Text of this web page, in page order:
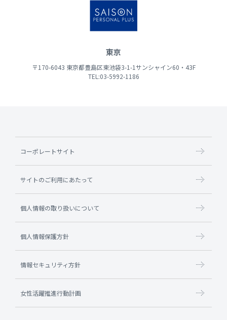
東京
〒170-6043 東京都豊島区東池袋3-1-1サンシャイン60・43F
TEL:03-5992-1186
コーポレートサイト
サイトのご利用にあたって
個人情報の取り扱いについて
個人情報保護方針
情報セキュリティ方針
女性活躍推進行動計画